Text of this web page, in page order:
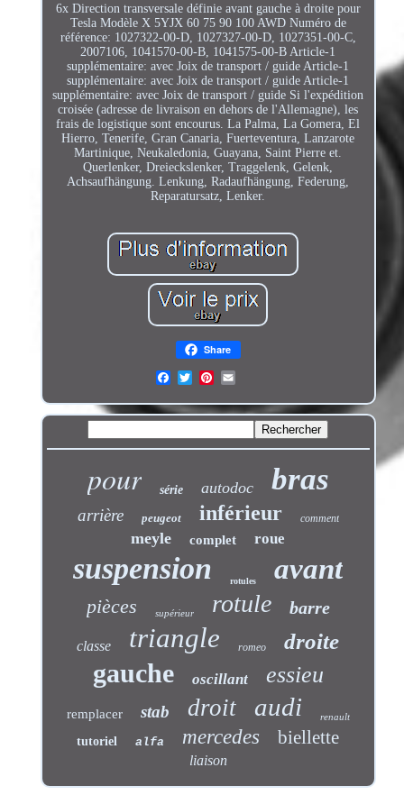
6x Direction transversale définie avant gauche à droite pour
Tesla Modèle X 5YJX 60 75 90 100 AWD Numéro de
référence: 1027322-00-D, 1027327-00-D, 1027351-00-C,
2007106, 1041570-00-B, 1041575-00-B Article-1
supplémentaire: avec Joix de transport / guide Article-1
supplémentaire: avec Joix de transport / guide Article-1
supplémentaire: avec Joix de transport / guide Si l'expédition
croisée (adresse de livraison en dehors de l'Allemagne), les
frais de logistique sont encourus. La Palma, La Gomera, El
Hierro, Tenerife, Gran Canaria, Fuerteventura, Lanzarote
Martinique, Neukaledonia, Guayana, Saint Pierre et.
Querlenker, Dreieckslenker, Traggelenk, Gelenk,
Achsaufhängung. Lenkung, Radaufhängung, Federung,
Reparatursatz, Lenker.
Share
pour série autodoc bras
arrière peugeot inférieur comment
meyle complet roue
suspension rotules avant
pièces supérieur rotule barre
classe triangle romeo droite
gauche oscillant essieu
remplacer stab droit audi renault
tutoriel alfa mercedes biellette
liaison